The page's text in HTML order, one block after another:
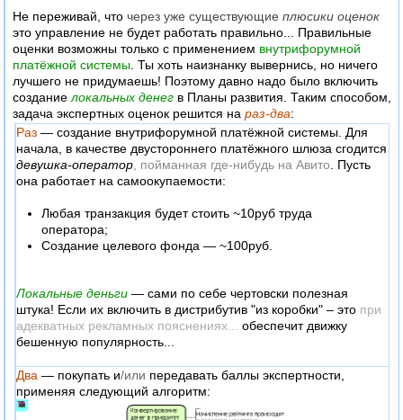
Не переживай, что через уже существующие плюсики оценок
это управление не будет работать правильно... Правильные
оценки возможны только с применением внутрифорумной
платёжной системы. Ты хоть наизнанку вывернись, но ничего
лучшего не придумаешь! Поэтому давно надо было включить
созданиелокальных денег в Планы развития. Таким способом,
задача экспертных оценок решится на раз-два:
Раз — создание внутрифорумной платёжной системы. Для
начала, в качестве двустороннего платёжного шлюза сгодится
девушка-оператор, пойманная где-нибудь на Авито. Пусть
она работает на самоокупаемости:
Любая транзакция будет стоить ~10руб труда
оператора;
Создание целевого фонда — ~100руб.
Локальные деньги — сами по себе чертовски полезная
штука! Если их включить в дистрибутив "из коробки" – это при
адекватных рекламных пояснениях... обеспечит движку
бешенную популярность...
Два — покупать и/или передавать баллы экспертности,
применяя следующий алгоритм: